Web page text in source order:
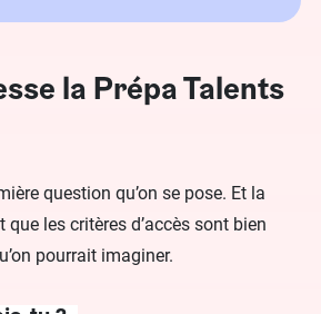
la Prépa Talents
question qu’on se pose. Et la
que les critères d’accès sont bien
pourrait imaginer.